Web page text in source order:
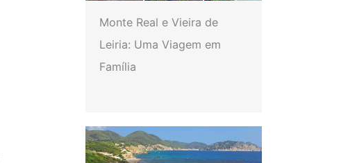
Monte Real e Vieira de
Leiria: Uma Viagem em
Família